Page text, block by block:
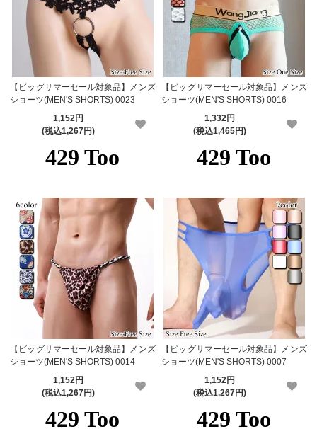
【ビッグサマーセール対象品】メンズ
ショーツ(MEN'S SHORTS) 0023
1,152円
(税込1,267円)
【ビッグサマーセール対象品】メンズ
ショーツ(MEN'S SHORTS) 0016
1,332円
(税込1,465円)
【ビッグサマーセール対象品】メンズ
ショーツ(MEN'S SHORTS) 0014
1,152円
(税込1,267円)
【ビッグサマーセール対象品】メンズ
ショーツ(MEN'S SHORTS) 0007
1,152円
(税込1,267円)